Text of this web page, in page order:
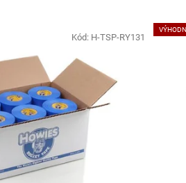
Kód: H-TSP-RY131